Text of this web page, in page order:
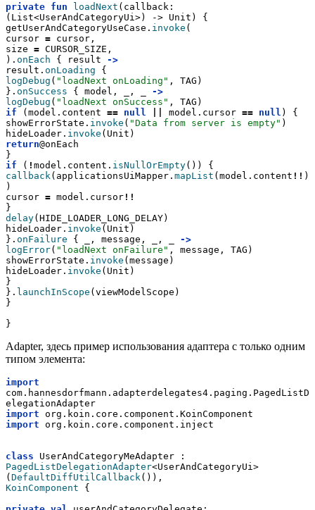
private fun loadNext (callback:
(List<UserAndCategoryUi>) -> Unit) {
getUserAndCategoryUseCase. invoke (
cursor = cursor,
size = CURSOR_SIZE,
). onEach { result ->
result. onLoading {
logDebug ( "loadNext onLoading" , TAG)
}. onSuccess { model, _, _ ->
logDebug ( "loadNext onSuccess" , TAG)
if (model.content == null model.cursor == null ) {
showErrorState. invoke ( "Data from server is empty" )
hideLoader. invoke (Unit)
return@onEach
}
if ( ! model.content. isNullOrEmpty()) {
callback (applicationsUiMapper. mapList (model.content !! )
)
cursor = model.cursor !!
}
delay(HIDE_LOADER_LONG_DELAY)
hideLoader. invoke (Unit)
}. onFailure { _, message, _, _ ->
logError( "loadNext onFailure" , message, TAG)
showErrorState. invoke (message)
hideLoader. invoke (Unit)
}
}. launchInScope (viewModelScope)
}
}
Adapter, здесь пример использования адаптера с только одним
типом элемента:
import
com.hannesdorfmann.adapterdelegates4.paging.PagedListD
elegationAdapter
import org.koin.core.component.KoinComponent
import org.koin.core.component.inject
class UserAndCategoryMeAdapter :
PagedListDelegationAdapter<UserAndCategoryUi>
(DefaultDiffUtilCallback ()),
KoinComponent {